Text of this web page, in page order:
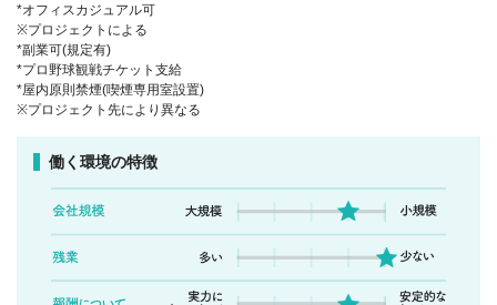
*オフィスカジュアル可
※プロジェクトによる
*副業可(規定有)
*プロ野球観戦チケット支給
*屋内原則禁煙(喫煙専用室設置)
※プロジェクト先により異なる
働く環境の特徴